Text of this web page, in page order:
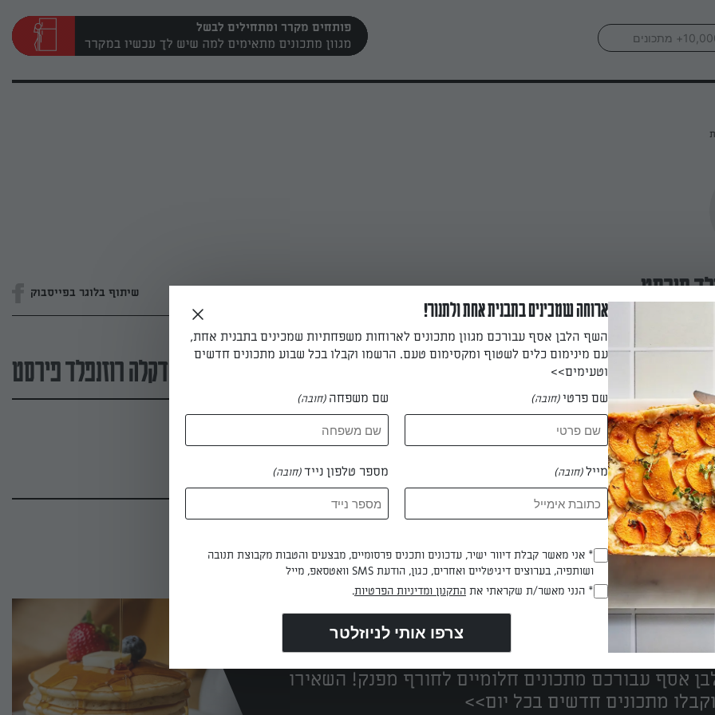
פותחים מקרר ומתחילים לבשל
פירסט שיתוף בלוגר בפייסבוק
דקלה רוזנפלד פירסט
דקלה רוזנפלד פירסט
הכי טעימים במקום אחד!
אסף עבורכם מתכונים חלומיים לחורף מפנק! השאירו
מתכונים חדשים בכל יום>>
ארוחה שמכינים בתבנית אחת ולתנור!
השף הלבן אסף עבורכם מגוון מתכונים לארוחות משפחתיות שמכינים בתבנית אחת,
עם מינימום כלים לשטוף ומקסימום טעם. הרשמו וקבלו בכל שבוע מתכונים חדשים
וטעימים>>
שם פרטי(חובה) שם משפחה (חובה)
מייל(חובה) מספר טלפון נייד(חובה)
(חובה)
* אני מאשר קבלת דיוור ישיר, עדכונים ותכנים פרסומיים, מבצעים והטבות מקבוצת תנובה
ושותפיה, בערוצים דיגיטליים ואחרים, כגון, הודעת SMS וואטסאפ, מייל
(חובה)
* הנני מאשר/ת שקראתי את התקנון ומדיניות הפרטיות.